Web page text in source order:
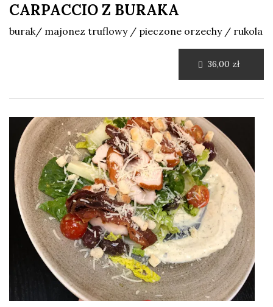
CARPACCIO Z BURAKA
burak/ majonez truflowy / pieczone orzechy / rukola